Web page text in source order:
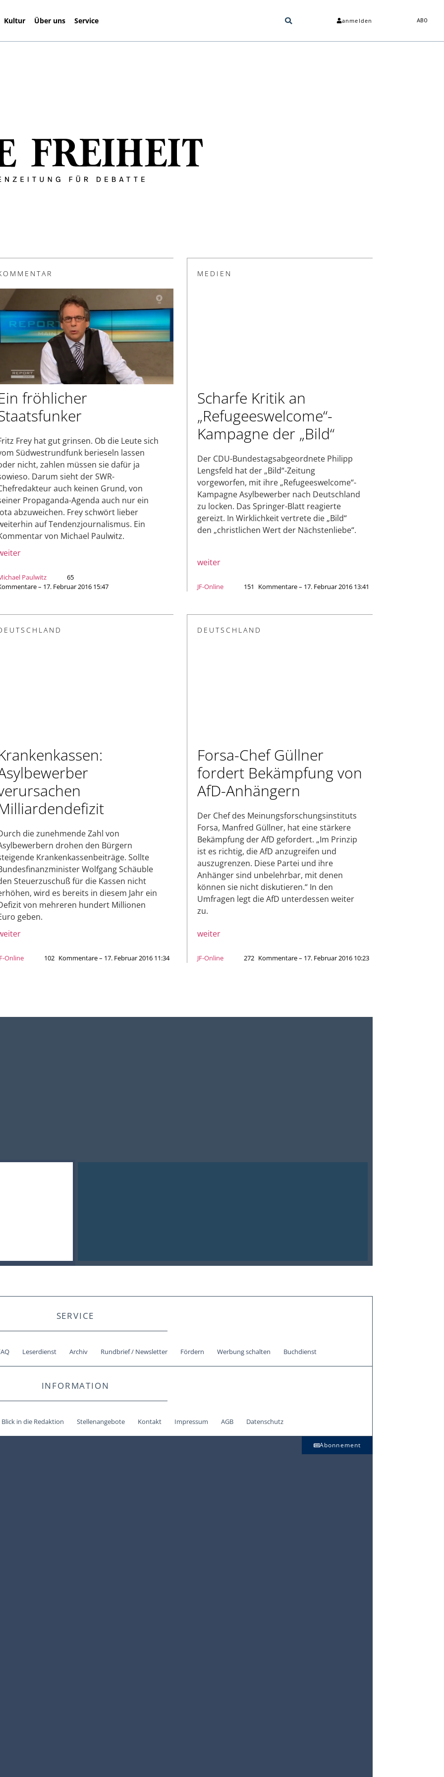
Kultur Über uns Service anmelden ABO
fröhlicher
Frey hat gut grinsen. Ob die Leute sich
Südwestrundfunk berieseln lassen
nicht, zahlen müssen sie dafür ja
Darum sieht der SWR-
auch keinen Grund, von
Propaganda-Agenda auch nur ein
abzuweichen. Frey schwört lieber
auf Tendenzjournalismus. Ein
von Michael Paulwitz.
Paulwitz
65
– 17. Februar 2016 15:47
MEDIEN
Scharfe Kritik an
„Refugeeswelcome“-
Kampagne der „Bild“
Der CDU-Bundestagsabgeordnete Philipp
Lengsfeld hat der „Bild“-Zeitung
vorgeworfen, mit ihre „Refugeeswelcome“-
Kampagne Asylbewerber nach Deutschland
zu locken. Das Springer-Blatt reagierte
gereizt. In Wirklichkeit vertrete die „Bild“
den „christlichen Wert der Nächstenliebe“.
weiter
JF-Online 151 Kommentare – 17. Februar 2016 13:41
die zunehmende Zahl von
drohen den Bürgern
Krankenkassenbeiträge. Sollte
Wolfgang Schäuble
Steuerzuschuß für die Kassen nicht
wird es bereits in diesem Jahr ein
von mehreren hundert Millionen
geben.
Online 102 Kommentare – 17. Februar 2016 11:34
DEUTSCHLAND
Forsa-Chef Güllner
fordert Bekämpfung von
AfD-Anhängern
Der Chef des Meinungsforschungsinstituts
Forsa, Manfred Güllner, hat eine stärkere
Bekämpfung der AfD gefordert. „Im Prinzip
ist es richtig, die AfD anzugreifen und
auszugrenzen. Diese Partei und ihre
Anhänger sind unbelehrbar, mit denen
können sie nicht diskutieren.“ In den
Umfragen legt die AfD unterdessen weiter
zu.
weiter
JF-Online 272 Kommentare – 17. Februar 2016 10:23
SERVICE
Leserdienst Archiv Rundbrief / Newsletter Fördern Werbung schalten Buchdienst
INFORMATION
Blick in die Redaktion Stellenangebote Kontakt Impressum AGB Datenschutz
Abonnement